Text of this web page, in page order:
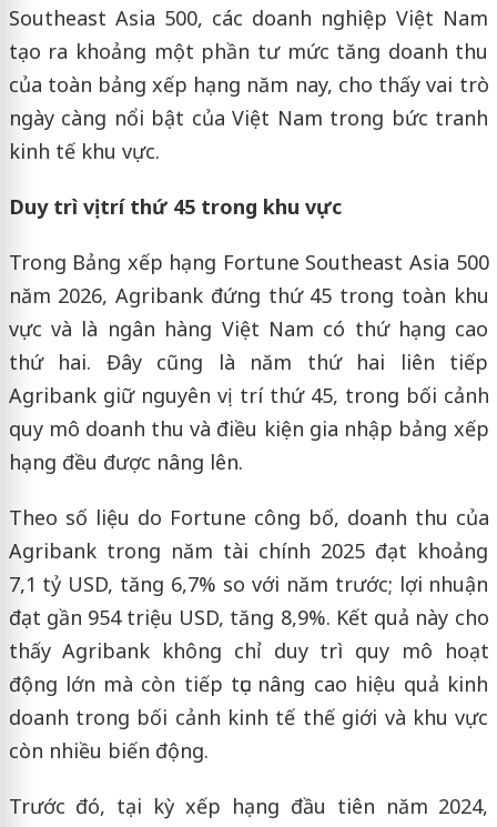
Southeast Asia 500, các doanh nghiệp Việt Nam
tạo ra khoảng một phần tư mức tăng doanh thu
của toàn bảng xếp hạng năm nay, cho thấy vai trò
ngày càng nổi bật của Việt Nam trong bức tranh
kinh tế khu vực.
Duy trì vị trí thứ 45 trong khu vực
Trong Bảng xếp hạng Fortune Southeast Asia 500
năm 2026, Agribank đứng thứ 45 trong toàn khu
vực và là ngân hàng Việt Nam có thứ hạng cao
thứ hai. Đây cũng là năm thứ hai liên tiếp
Agribank giữ nguyên vị trí thứ 45, trong bối cảnh
quy mô doanh thu và điều kiện gia nhập bảng xếp
hạng đều được nâng lên.
Theo số liệu do Fortune công bố, doanh thu của
Agribank trong năm tài chính 2025 đạt khoảng
7,1 tỷ USD, tăng 6,7% so với năm trước; lợi nhuận
đạt gần 954 triệu USD, tăng 8,9%. Kết quả này cho
thấy Agribank không chỉ duy trì quy mô hoạt
động lớn mà còn tiếp tục nâng cao hiệu quả kinh
doanh trong bối cảnh kinh tế thế giới và khu vực
còn nhiều biến động.
Trước đó, tại kỳ xếp hạng đầu tiên năm 2024,